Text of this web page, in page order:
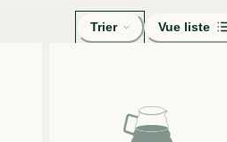
Trier Vue liste